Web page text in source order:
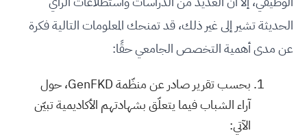
الحديثة تشير إلى غير ذلك، قد تمنحك المعلومات التالية فكرة
عن مدى أهمية التخصص الجامعي حقًا:
بحسب تقرير صادر عن منظّمة GenFKD، حول
آراء الشباب فيما يتعلّق بشهادتهم الأكاديمية تبيّن
الآتي: